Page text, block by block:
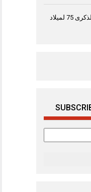
جوجل تحتفل بالذكرى 75 لميلاد